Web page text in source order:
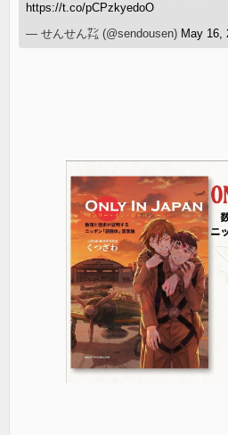
https://t.co/pCPzkyedoO
— せんせん㌠ (@sendousen) May 16,